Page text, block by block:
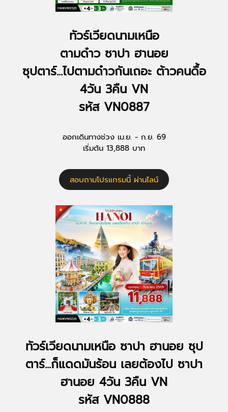
ทัวร์เวียดนามเหนือ
ตามด๋าว ซาปา ฮานอย
ซุปตาร์...ไปตามด๋าวกันเถอะ ต้าวคนดื้อ
4วัน 3คืน VN
รหัส VN0887
ออกเดินทางช่วง เม.ย. - ก.ย. 69
เริ่มต้น 13,888 บาท
สอบถามโปรแกรมนี้ ผ่านไลน์
ทัวร์เวียดนามเหนือ ซาปา ฮานอย ซุป
ตาร์...ก็แดดมันร้อน เลยต้องไป ซาปา
ฮานอย 4วัน 3คืน VN
รหัส VN0888